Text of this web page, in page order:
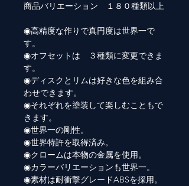
商品バリエーション １８０種類以上
◉高精度な作りで真円度は世界一で
す。
◉オフセットは ３種類に変更できま
す。
◉ディスクとリムは好きな色を組み合
わせできます。
◉それぞれを塗装して楽しむこともで
きます。
◉世界一の剛性。
◉世界特許を取得済み。
◉クロームは本物の金属を使用。
◉カラーバリエーションも世界一。
◉素材は耐衝撃グレードABSを採用。